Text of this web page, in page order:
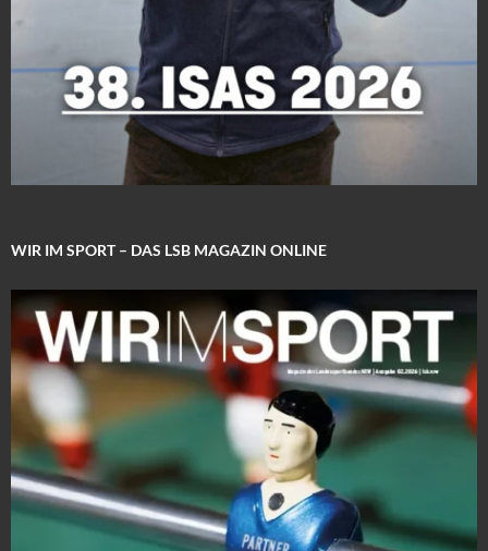
WIR IM SPORT – DAS LSB MAGAZIN ONLINE